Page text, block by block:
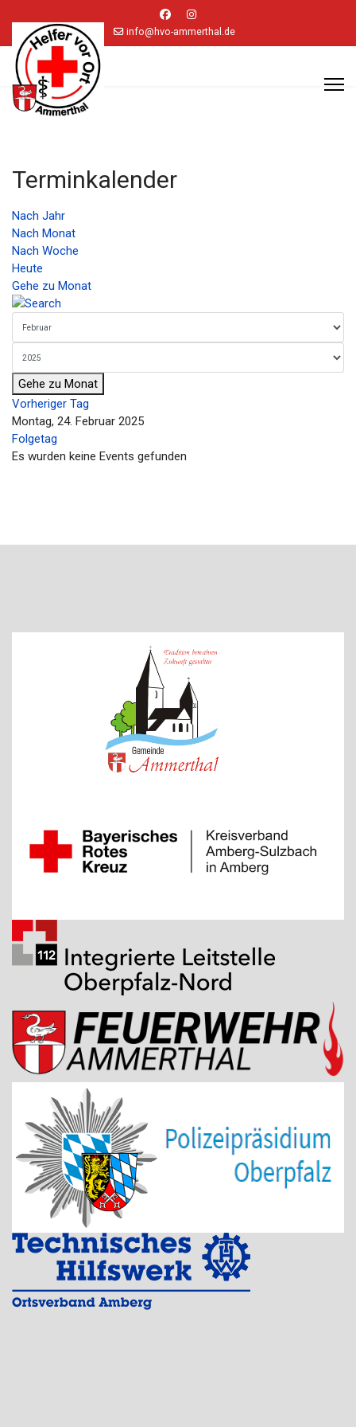
info@hvo-ammerthal.de
Terminkalender
Nach Jahr
Nach Monat
Nach Woche
Heute
Gehe zu Monat
Gehe zu Monat
Vorheriger Tag
Montag, 24. Februar 2025
Folgetag
Es wurden keine Events gefunden